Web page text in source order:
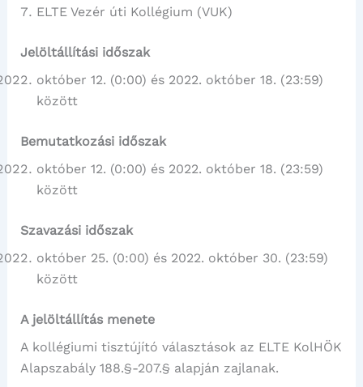
ELTE Vezér úti Kollégium (VUK)
Jelöltállítási időszak
október 12. (0:00) és 2022. október 18. (23:59)
között
Bemutatkozási időszak
október 12. (0:00) és 2022. október 18. (23:59)
között
Szavazási időszak
október 25. (0:00) és 2022. október 30. (23:59)
között
A jelöltállítás menete
A kollégiumi tisztújító választások az ELTE KolHÖK
Alapszabály 188.§-207.§ alapján zajlanak.